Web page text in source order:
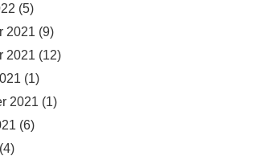
(5)
2021 (9)
2021 (12)
(1)
2021 (1)
(6)
(4)